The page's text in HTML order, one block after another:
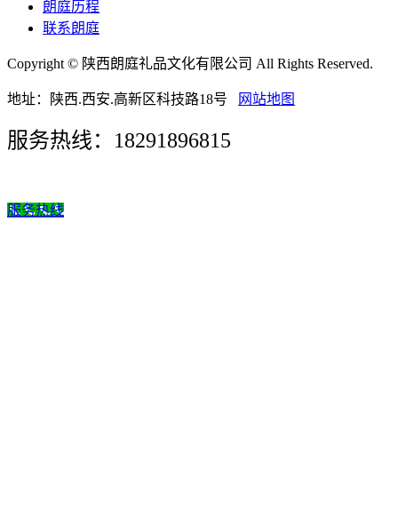
朗庭历程
联系朗庭
Copyright © 陕西朗庭礼品文化有限公司 All Rights Reserved.
地址：陕西.西安.高新区科技路18号 网站地图
服务热线：18291896815
服务热线